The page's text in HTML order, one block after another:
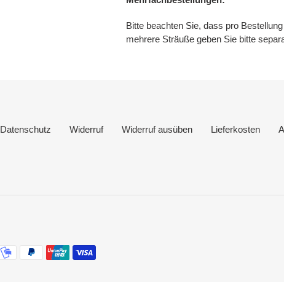
Bitte beachten Sie, dass pro
mehrere Sträuße geben Sie bitte
Datenschutz Widerruf Widerruf ausüben Lieferkosten